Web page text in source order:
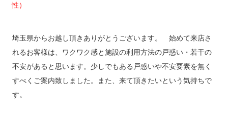
性）
埼玉県からお越し頂きありがとうございます。 始めて来店さ
れるお客様は、ワクワク感と施設の利用方法の戸惑い・若干の
不安があると思います。少しでもある戸惑いや不安要素を無く
すべくご案内致しました。また、来て頂きたいという気持ちで
す。